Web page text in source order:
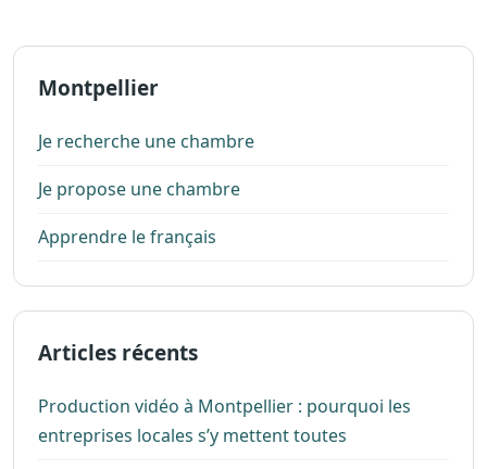
Montpellier
Je recherche une chambre
Je propose une chambre
Apprendre le français
Articles récents
Production vidéo à Montpellier : pourquoi les
entreprises locales s’y mettent toutes